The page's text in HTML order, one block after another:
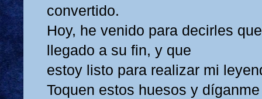
convertido.
Hoy, he venido para decirles
llegado a su fin, y que
estoy listo para realizar mi
Toquen estos huesos y